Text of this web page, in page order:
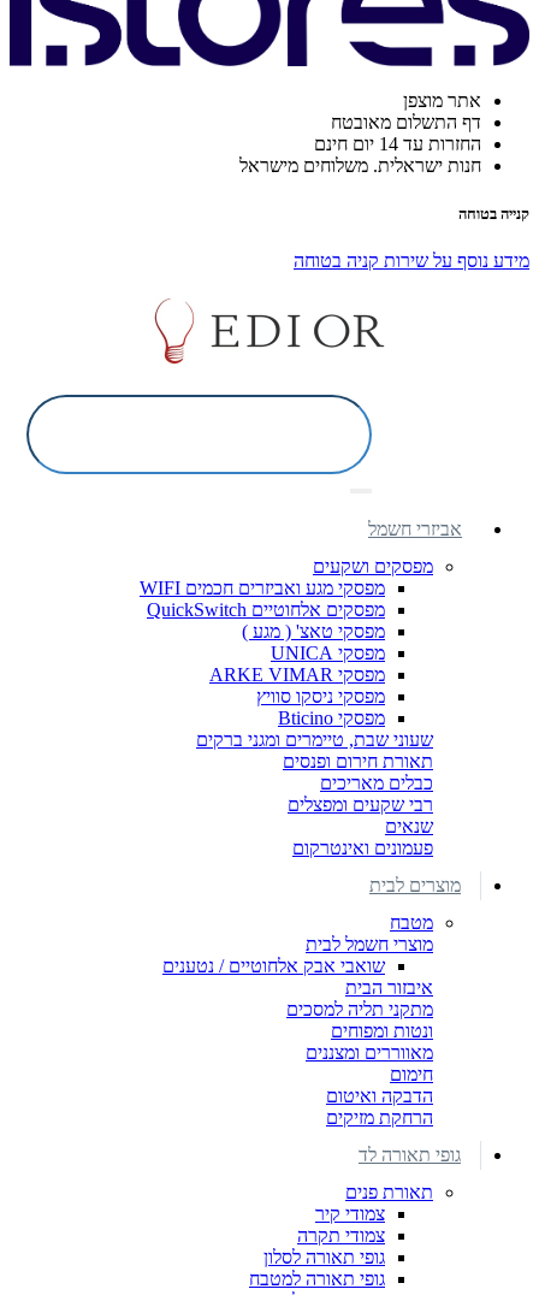
אתר מוצפן
דף התשלום מאובטח
החזרות עד 14 יום חינם
חנות ישראלית. משלוחים מישראל
קנייה בטוחה
מידע נוסף על שירות קניה בטוחה
אביזרי חשמל
מפסקים ושקעים
מפסקי מגע ואביזרים חכמים WIFI
מפסקים אלחוטיים QuickSwitch
מפסקי טאצ' ( מגע )
מפסקי UNICA
מפסקי ARKE VIMAR
מפסקי ניסקו סוויץ
מפסקי Bticino
שעוני שבת, טיימרים ומגני ברקים
תאורת חירום ופנסים
כבלים מאריכים
רבי שקעים ומפצלים
שנאים
פעמונים ואינטרקום
מוצרים לבית
מטבח
מוצרי חשמל לבית
שואבי אבק אלחוטיים / נטענים
איבזור הבית
מתקני תליה למסכים
ונטות ומפוחים
מאווררים ומצננים
חימום
הדבקה ואיטום
הרחקת מזיקים
גופי תאורה לד
תאורת פנים
צמודי קיר
צמודי תקרה
גופי תאורה לסלון
גופי תאורה למטבח